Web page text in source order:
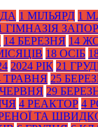
1 МІЛЬЯРД 1
ГІМНАЗІЯ
14 БЕРЕЗНЯ 14
18 ОСІБ
2024 РІК 21
ТРАВНЯ 25
ЧЕРВНЯ 29
4 РЕАКТОР 4
ТА